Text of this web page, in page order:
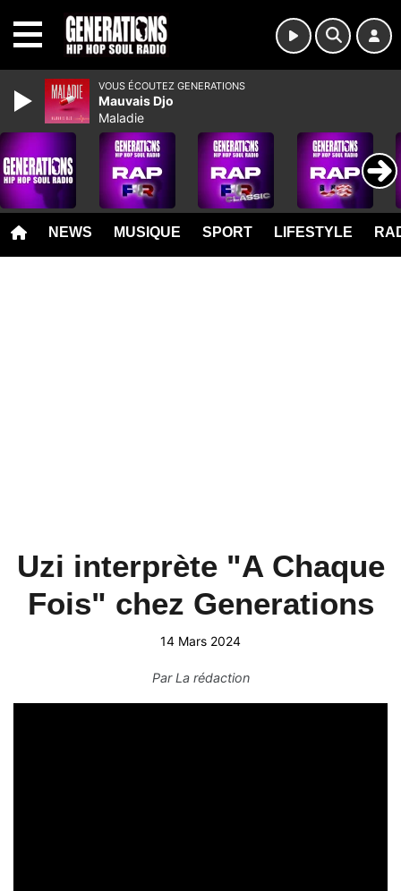
NEWS MUSIQUE SPORT LIFESTYLE
Uzi interprète "A Chaque
Fois" chez Generations
14 Mars 2024
ParLa rédaction
VOUS ÉCOUTEZ GENERATIONS
Mauvais Djo
Maladie